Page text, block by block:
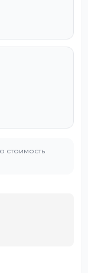
стоимость